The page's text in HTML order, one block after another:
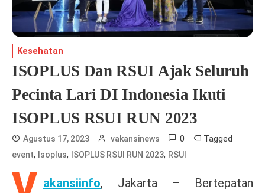
Kesehatan
ISOPLUS Dan RSUI Ajak Seluruh
Pecinta Lari DI Indonesia Ikuti
ISOPLUS RSUI RUN 2023
Agustus 17, 2023 vakansinews 0 Tagged
event, Isoplus, ISOPLUS RSUI RUN 2023, RSUI
akansiinfo, Jakarta – Bertepatan